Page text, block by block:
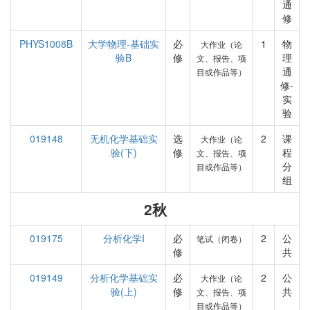
通
修
PHYS1008B
大学物理-基础实
验B
必
修
大作业（论
文、报告、项
目或作品等）
1
物
理
通
修-
实
验
019148
无机化学基础实
验(下)
选
修
大作业（论
文、报告、项
目或作品等）
2
课
程
分
组
2秋
019175 分析化学I
必
修
笔试（闭卷） 2
公
共
019149
分析化学基础实
验(上)
必
修
大作业（论
文、报告、项
目或作品等）
2
公
共